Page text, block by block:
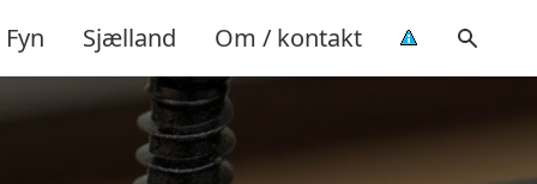
Fyn Sjælland Om / kontakt